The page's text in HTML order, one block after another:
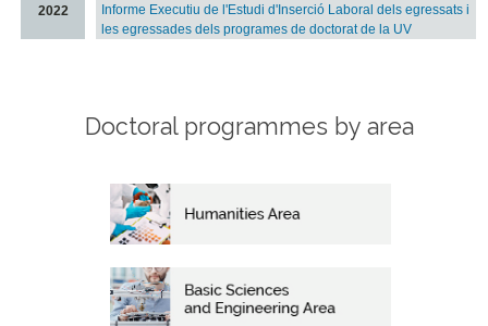
2022
Informe Executiu de l'Estudi d'Inserció Laboral dels egressats i
les egressades dels programes de doctorat de la UV
Doctoral programmes by area